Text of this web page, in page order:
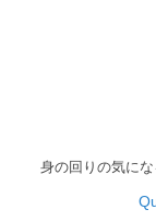
身の回りの気に